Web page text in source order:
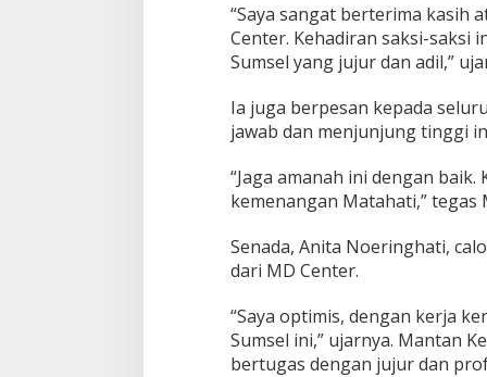
“Saya sangat berterima kasih
Center. Kehadiran saksi-saksi
Sumsel yang jujur dan adil,”
Ia juga berpesan kepada
jawab dan menjunjung tinggi
“Jaga amanah ini dengan
kemenangan Matahati,” tegas
Senada, Anita Noeringhati,
dari MD Center.
“Saya optimis, dengan kerja
Sumsel ini,” ujarnya. Mantan
bertugas dengan jujur dan